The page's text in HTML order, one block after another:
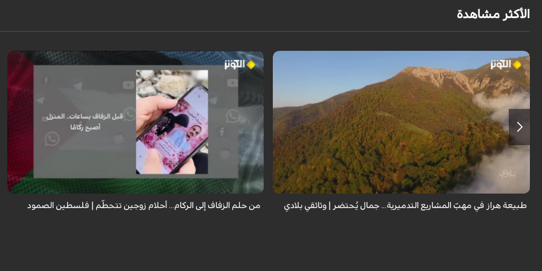
الأكثر مشاهدة
من قلب طبيعة هراز التي كانت يوماً من أجمل الموائل الطبيعية في إيران، يحذر
المعد من كارثة بيئية: "وحش الأعمال والمشاريع التدميرية تنهش بجسم طبيعة
طبيعة هراز في مهبّ المشاريع التدميرية... جمال يُحتضر | وثائقي بلادي
رواية مؤثرة لعروس من غزة كانت تستعد ليوم زفافها، جهزت كل شيء من ذهب
وملابس وجهاز العرس، لكن قبل ساعات من الموعد استهدف القصف منزل زوجها
ليفقدا كل شيء ...
من حلم الزفاف إلى الركام... أحلام زوجين تتحطّم | فلسطين الصمود